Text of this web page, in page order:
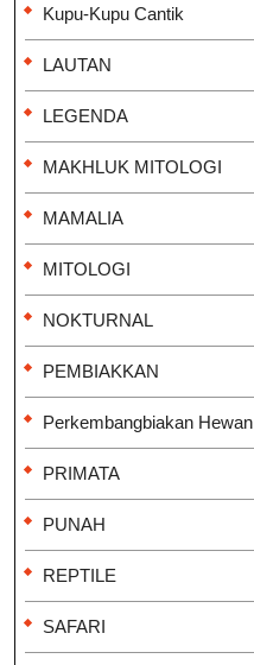
Kupu-Kupu Cantik
LAUTAN
LEGENDA
MAKHLUK MITOLOGI
MAMALIA
MITOLOGI
NOKTURNAL
PEMBIAKKAN
Perkembangbiakan Hewan
PRIMATA
PUNAH
REPTILE
SAFARI